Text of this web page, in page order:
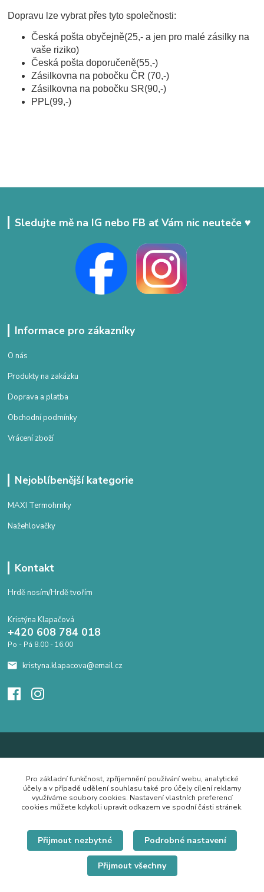
Dopravu lze vybrat přes tyto společnosti:
Česká pošta obyčejně(25,- a jen pro malé zásilky na
vaše riziko)
Česká pošta doporučeně(55,-)
Zásilkovna na pobočku ČR (70,-)
Zásilkovna na pobočku SR(90,-)
PPL(99,-)
Sledujte mě na IG nebo FB ať Vám nic neuteče ♥
Informace pro zákazníky
O nás
Produkty na zakázku
Doprava a platba
Obchodní podmínky
Vrácení zboží
Nejoblíbenější kategorie
MAXI Termohrnky
Nažehlovačky
Kontakt
Hrdě nosím/Hrdě tvořím
Kristýna Klapačová
+420 608 784 018
Po - Pá 8.00 - 16.00
kristyna.klapacova@email.cz
Pro základní funkčnost, zpříjemnění používání webu, analytické
účely a v případě udělení souhlasu také pro účely cílení reklamy
využíváme soubory cookies. Nastavení vlastních preferencí
cookies můžete kdykoli upravit odkazem ve spodní části stránek.
Přijmout nezbytné Podrobné nastavení
Přijmout všechny